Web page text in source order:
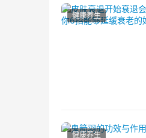
健康养生
健康养生